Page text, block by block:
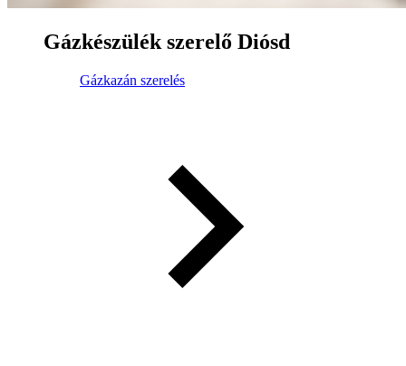
Gázkészülék szerelő Diósd
Gázkazán szerelés